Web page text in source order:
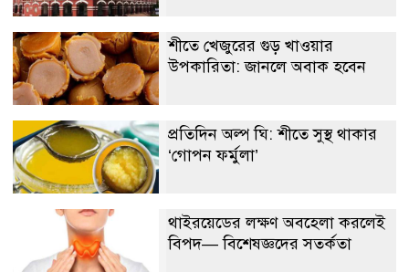
শীতে খেজুরের গুড় খাওয়ার
উপকারিতা: জানলে অবাক হবেন
প্রতিদিন অল্প ঘি: শীতে সুস্থ থাকার
‘গোপন ফর্মুলা’
থাইরয়েডের লক্ষণ অবহেলা করলেই
বিপদ— বিশেষজ্ঞদের সতর্কতা